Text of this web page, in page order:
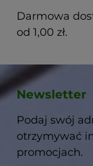
Darmowa
od 1,00 zł.
Newsletter
Podaj swój
otrzymywać
promocjach.